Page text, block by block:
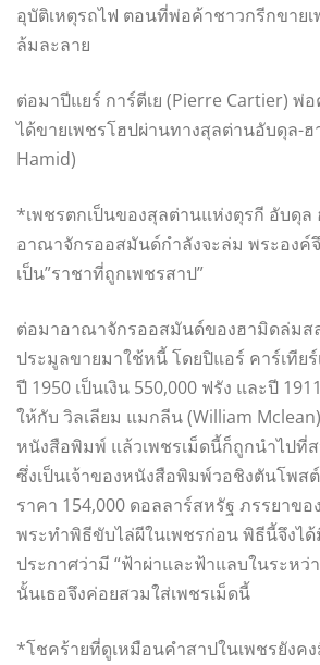
อุบัติเหตุรถไฟ ตอนที่พ่อค้าชาวกรีกขายเ
ล้มละลาย
ต่อมาปีแยร์ การ์ตีเย (Pierre Cartier) พ่
ได้ขายเพชรโฮปผ่านทางสุลต่านอับดุล-ฮ
Hamid)
*เพชรตกเป็นของสุลต่านแห่งตุรกี อับดุ
อาณาจักรออสมันด์กำลังจะล่ม พระองค์จึ
เป็น”ราชาที่ถูกเพชรสาป”
ต่อมาอาณาจักรออสมันด์ของฮามิดล่มส
ประมูลขายมาใช้หนี้ โดยปิแอร์ คาร์เทียร์
ปี 1950 เป็นเงิน 550,000 ฟรัง และปี
ให้กับ วิลเลียม แมกลีน (William
หนังสือพิมพ์ แล้วเพชรเม็ดนี้ก็ถูกนำไปที่
ซึ่งเป็นเจ้าของหนังสือพิมพ์วอชิงตันโพส
ราคา 154,000 ดอลลาร์สหรัฐ ภรรยาข
พระทำพิธีขับไล่ผีในเพชรก่อน พิธีนี้จึงไ
ประกาศว่ามี “ฟ้าผ่าและฟ้าแลบในระหว่
นั้นเธอจึงค่อยสวมใส่เพชรเม็ดนี้
*โชคร้ายที่ดูเหมือนคำสาปในเพชรยังค